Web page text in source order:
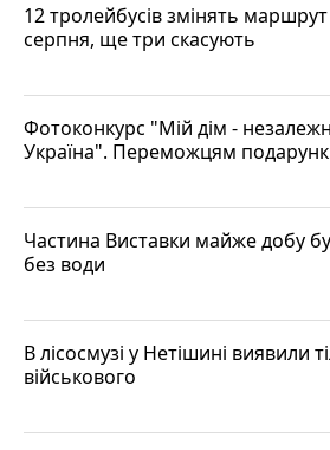
12 тролейбусів змінять
серпня, ще три скасують
Фотоконкурс "Мій дім -
Україна". Переможцям
Частина Виставки майже добу
без води
В лісосмузі у Нетішині виявили
військового